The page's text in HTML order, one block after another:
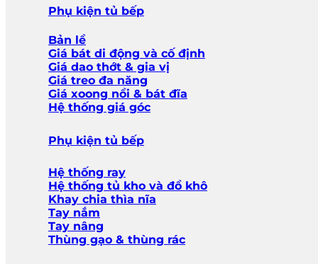
Phụ kiện tủ bếp
Bản lề
Giá bát di động và cố định
Giá dao thớt & gia vị
Giá treo đa năng
Giá xoong nồi & bát đĩa
Hệ thống giá góc
Phụ kiện tủ bếp
Hệ thống ray
Hệ thống tủ kho và đồ khô
Khay chia thìa nĩa
Tay nắm
Tay nâng
Thùng gạo & thùng rác